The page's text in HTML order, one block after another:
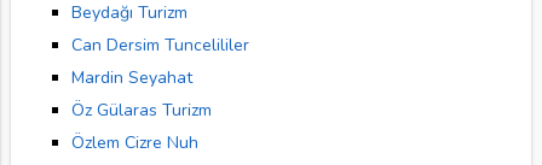
Beydağı Turizm
Can Dersim Tuncelililer
Mardin Seyahat
Öz Gülaras Turizm
Özlem Cizre Nuh